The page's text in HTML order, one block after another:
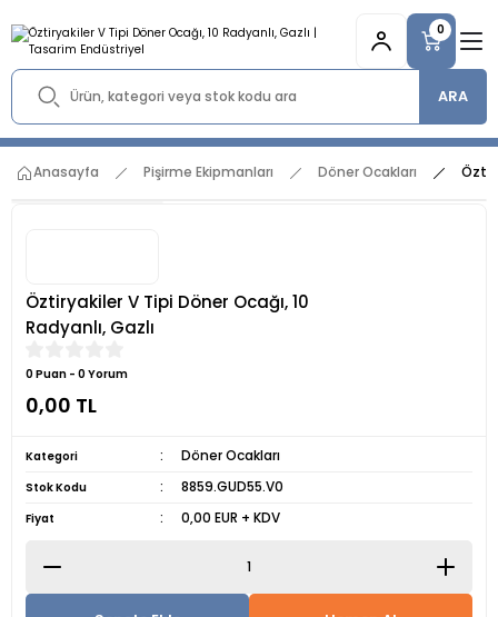
0
ARA
Anasayfa Pişirme Ekipmanları Döner Ocakları
Öztiryakiler V Tipi Döner Ocağı, 10
Radyanlı, Gazlı
0 Puan - 0 Yorum
0,00 TL
Kategori Döner Ocakları
Stok Kodu 8859.GUD55.V0
Fiyat 0,00 EUR + KDV